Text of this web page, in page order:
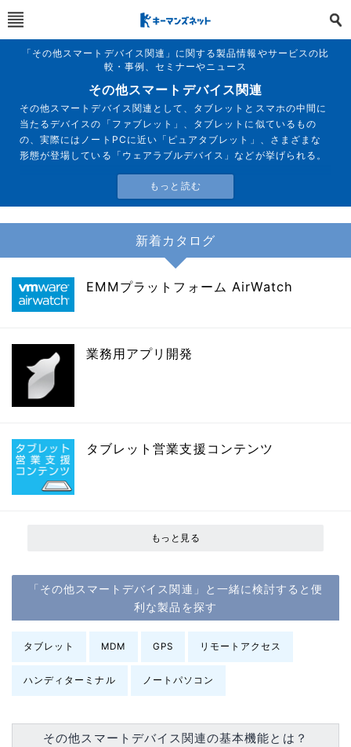
「その他スマートデバイス関連」に関する製品情報やサービスの比
較・事例、セミナーやニュース
その他スマートデバイス関連
その他スマートデバイス関連として、タブレットとスマホの中間に
当たるデバイスの「ファブレット」、タブレットに似ているもの
の、実際にはノートPCに近い「ピュアタブレット」、さまざまな
形態が登場している「ウェアラブルデバイス」などが挙げられる。
新着カタログ
EMMプラットフォーム AirWatch
業務用アプリ開発
タブレット営業支援コンテンツ
もっと見る
「その他スマートデバイス関連」と一緒に検討すると便
利な製品を探す
タブレット MDM GPS リモートアクセス
ハンディターミナル ノートパソコン
その他スマートデバイス関連の基本機能とは？